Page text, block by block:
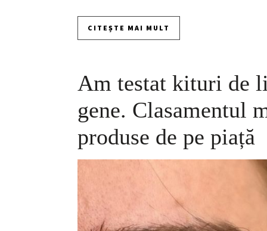
CITEȘTE MAI MULT
Am testat kituri de
gene. Clasamentul
produse de pe piață